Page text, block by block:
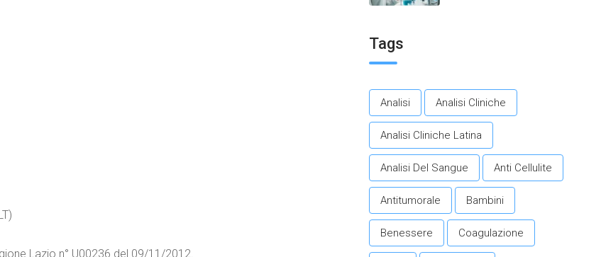
Lazio n° U00236 del 09/11/2012.
Tags
Analisi Analisi Cliniche
Analisi Cliniche Latina
Analisi Del Sangue Anti Cellulite
Antitumorale Bambini
Benessere Coagulazione